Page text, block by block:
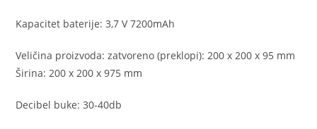
Kapacitet baterije: 3,7 V 7200mAh
Veličina proizvoda: zatvoreno (preklopi): 200 x 200 x 95 mm
Širina: 200 x 200 x 975 mm
Decibel buke: 30-40db